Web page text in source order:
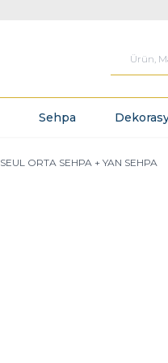
Sehpa
SEUL ORTA SEHPA + YAN SEHPA